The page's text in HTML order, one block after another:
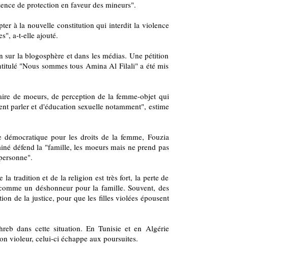
de protection en faveur des mineurs".
à la nouvelle constitution qui interdit la violence
a-t-elle ajouté.
la blogosphère et dans les médias. Une pétition
"Nous sommes tous Amina Al Filali" a été mis
de moeurs, de perception de la femme-objet qui
parler et d'éducation sexuelle notamment", estime
pour les droits de la femme, Fouzia
défend la "famille, les moeurs mais ne prend pas
la tradition et de la religion est très fort, la perte de
un déshonneur pour la famille. Souvent, des
de la justice, pour que les filles violées épousent
dans cette situation. En Tunisie et en Algérie
violeur, celui-ci échappe aux poursuites.